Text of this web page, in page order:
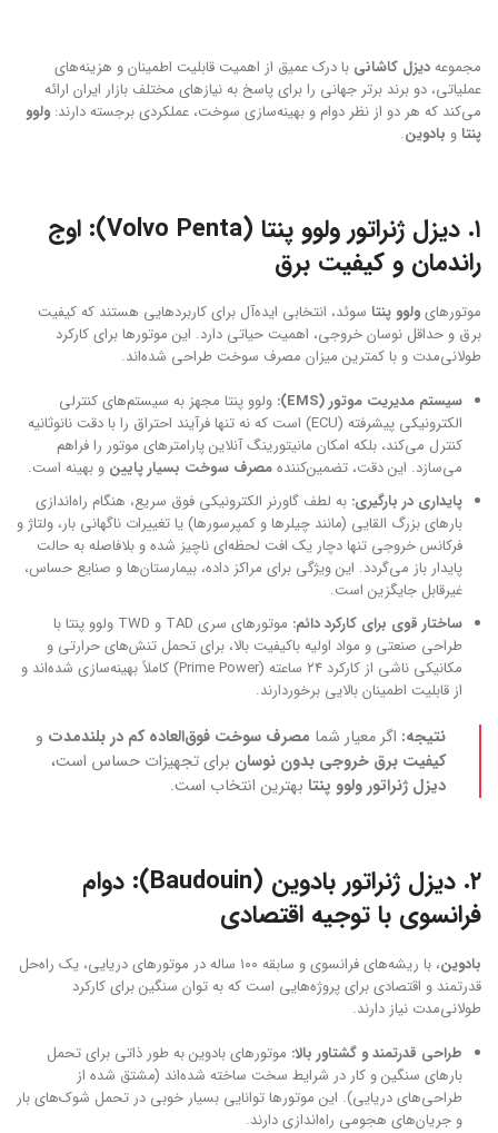
مجموعهدیزل کاشانی با درک عمیق از اهمیت قابلیت اطمینان و هزینه‌های
عملیاتی، دو برند برتر جهانی را برای پاسخ به نیازهای مختلف بازار ایران ارائه
می‌کند که هر دو از نظر دوام و بهینه‌سازی سوخت، عملکردی برجسته دارند:ولوو
پنتا و بادوین.
۱.
دیزل ژنراتور ولوو پنتا (Volvo Penta): اوج
راندمان و کیفیت برق
موتورهایولوو پنتا سوئد، انتخابی ایده‌آل برای کاربردهایی هستند که کیفیت
برق و حداقل نوسان خروجی، اهمیت حیاتی دارد. این موتورها برای کارکرد
طولانی‌مدت و با کمترین میزان مصرف سوخت طراحی شده‌اند.
سیستم مدیریت موتور (EMS):
ولوو پنتا مجهز به سیستم‌های کنترلی
الکترونیکی پیشرفته (ECU) است که نه تنها فرآیند احتراق را با دقت نانوثانیه
کنترل می‌کند، بلکه امکان مانیتورینگ آنلاین پارامترهای موتور را فراهم
می‌سازد. این دقت، تضمین‌کنندهمصرف سوخت بسیار پایین و بهینه است.
پایداری در بارگیری: به لطف گاورنر الکترونیکی فوق سریع، هنگام راه‌اندازی
بارهای بزرگ القایی (مانند چیلرها و کمپرسورها) یا تغییرات ناگهانی بار، ولتاژ و
فرکانس خروجی تنها دچار یک افت لحظه‌ای ناچیز شده و بلافاصله به حالت
پایدار باز می‌گردد. این ویژگی برای مراکز داده، بیمارستان‌ها و صنایع حساس،
غیرقابل جایگزین است.
ساختار قوی برای کارکرد دائم:
موتورهای سری TAD و TWD ولوو پنتا با
طراحی صنعتی و مواد اولیه باکیفیت بالا، برای تحمل تنش‌های حرارتی و
مکانیکی ناشی از کارکرد ۲۴ ساعته (Prime Power) کاملاً بهینه‌سازی شده‌اند و
از قابلیت اطمینان بالایی برخوردارند.
نتیجه: اگر معیار شما مصرف سوخت فوق‌العاده کم در بلندمدت و
کیفیت برق خروجی بدون نوسان برای تجهیزات حساس است،
دیزل ژنراتور ولوو پنتا بهترین انتخاب است.
۲.
دیزل ژنراتور بادوین (Baudouin): دوام
فرانسوی با توجیه اقتصادی
بادوین
، با ریشه‌های فرانسوی و سابقه ۱۰۰ ساله در موتورهای دریایی، یک راه‌حل
قدرتمند و اقتصادی برای پروژه‌هایی است که به توان سنگین برای کارکرد
طولانی‌مدت نیاز دارند.
طراحی قدرتمند و گشتاور بالا: موتورهای بادوین به طور ذاتی برای تحمل
بارهای سنگین و کار در شرایط سخت ساخته شده‌اند (مشتق شده از
طراحی‌های دریایی). این موتورها توانایی بسیار خوبی در تحمل شوک‌های بار
و جریان‌های هجومی راه‌اندازی دارند.